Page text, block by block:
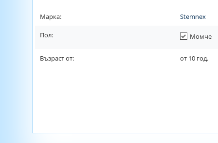
Марка: Stemnex
Пол: Момче
Възраст от: от 10 год.